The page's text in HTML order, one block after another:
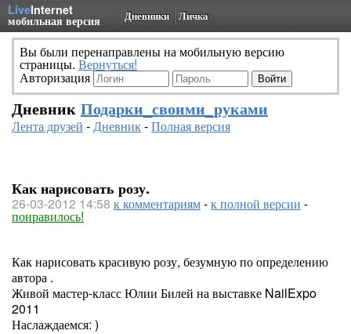
LiveInternet
мобильная версия Дневники Личка
Вы были перенаправлены на мобильную версию
страницы. Вернуться!
Авторизация
Дневник Подарки_своими_руками
Лента друзей -Дневник-Полная версия
Как нарисовать розу.
26-03-2012 14:58 к комментариям-к полной версии -
понравилось!
Как нарисовать красивую розу, безумную по определению
автора .
Живой мастер-класс Юлии Билей на выставке NailExpo
2011
Наслаждаемся: )